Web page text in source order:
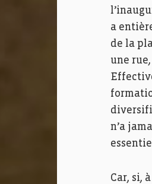
a
de la
une
n’a
Car, si,